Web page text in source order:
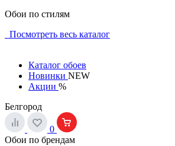
Обои по стилям
Посмотреть весь каталог
Каталог обоев
Новинки NEW
Акции %
Белгород
0
Обои по брендам